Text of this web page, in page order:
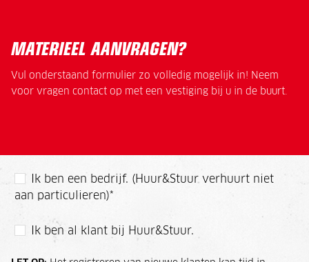
MATERIEEL AANVRAGEN?
Vul onderstaand formulier zo volledig mogelijk in! Neem
voor vragen contact op met een vestiging bij u in de buurt.
Ik ben een bedrijf. (Huur&Stuur verhuurt niet
aan particulieren)*
Ik ben al klant bij Huur&Stuur.